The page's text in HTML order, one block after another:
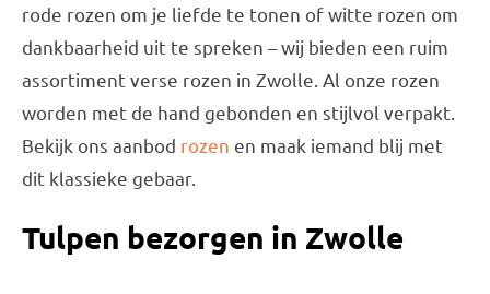
rode rozen om je liefde te tonen of witte rozen om
dankbaarheid uit te spreken – wij bieden een ruim
assortiment verse rozen in Zwolle. Al onze rozen
worden met de hand gebonden en stijlvol verpakt.
Bekijk ons aanbod rozen en maak iemand blij met
dit klassieke gebaar.
Tulpen bezorgen in Zwolle